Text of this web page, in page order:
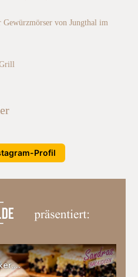
von Jungthal im
Profil